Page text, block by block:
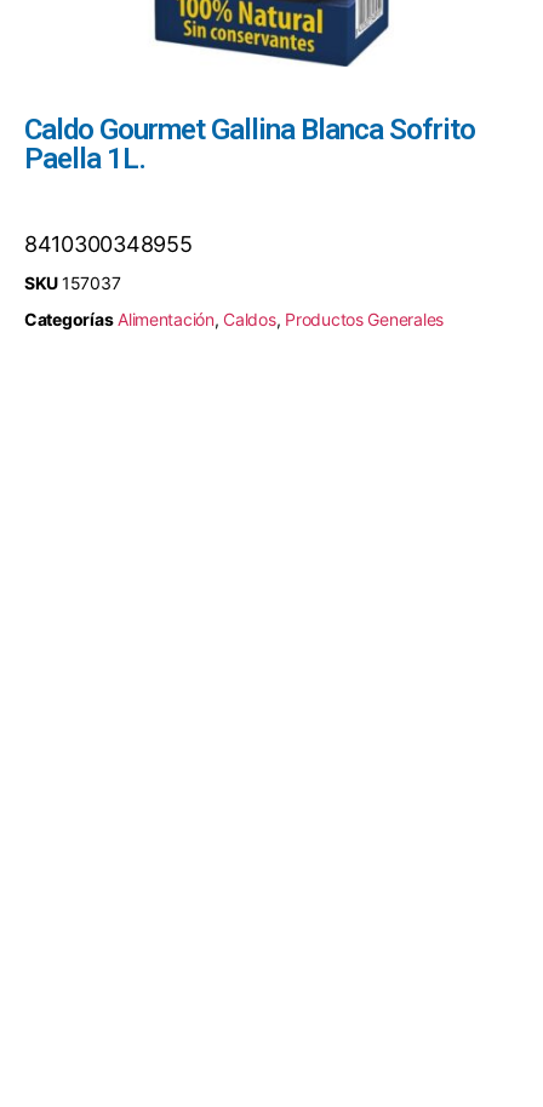
Caldo Gourmet Gallina Blanca Sofrito
Paella 1L.
8410300348955
SKU157037
Categorías Alimentación, Caldos, Productos Generales